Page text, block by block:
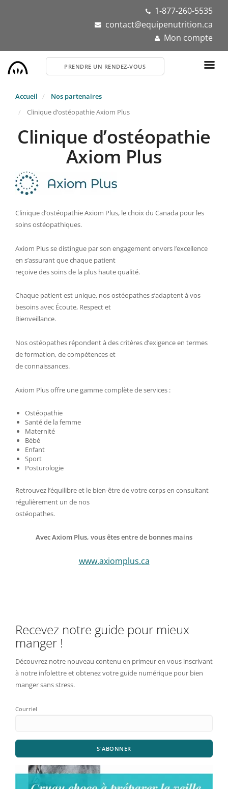
1-877-260-5535
contact@equipenutrition.ca
Mon compte
PRENDRE UN RENDEZ-VOUS
Accueil
Nos partenaires
Clinique d’ostéopathie Axiom Plus
Clinique d’ostéopathie
Axiom Plus
Clinique d’ostéopathie Axiom Plus, le choix du Canada pour les
soins ostéopathiques.
Axiom Plus se distingue par son engagement envers l’excellence
en s’assurant que chaque patient
reçoive des soins de la plus haute qualité.
Chaque patient est unique, nos ostéopathes s’adaptent à vos
besoins avec Écoute, Respect et
Bienveillance.
Nos ostéopathes répondent à des critères d’exigence en termes
de formation, de compétences et
de connaissances.
Axiom Plus offre une gamme complète de services :
Ostéopathie
Santé de la femme
Maternité
Bébé
Enfant
Sport
Posturologie
Retrouvez l’équilibre et le bien-être de votre corps en consultant
régulièrement un de nos
ostéopathes.
Avec Axiom Plus, vous êtes entre de bonnes mains
www.axiomplus.ca
Recevez notre guide pour mieux
manger !
Découvrez notre nouveau contenu en primeur en vous inscrivant
à notre infolettre et obtenez votre guide numérique pour bien
manger sans stress.
Courriel
S'ABONNER